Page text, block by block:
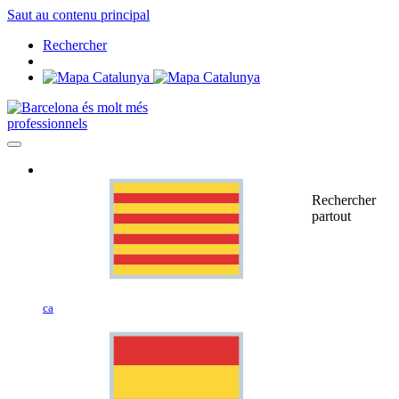
Saut au contenu principal
Rechercher
professionnels
ca
Rechercher
partout